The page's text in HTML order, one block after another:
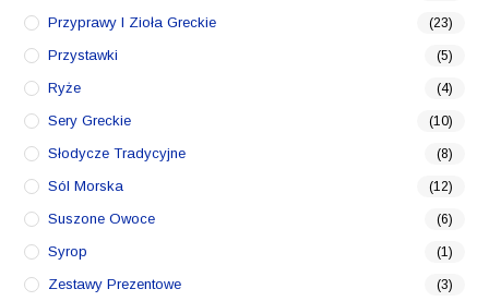
Przyprawy I Zioła Greckie (23)
Przystawki (5)
Ryże (4)
Sery Greckie (10)
Słodycze Tradycyjne (8)
Sól Morska (12)
Suszone Owoce (6)
Syrop (1)
Zestawy Prezentowe (3)